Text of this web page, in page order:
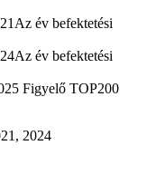
Az év befektetési
Az év befektetési
Figyelő TOP200
2024